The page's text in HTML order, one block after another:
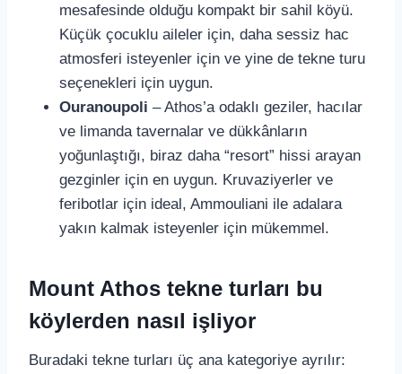
mesafesinde olduğu kompakt bir sahil köyü.
Küçük çocuklu aileler için, daha sessiz hac
atmosferi isteyenler için ve yine de tekne turu
seçenekleri için uygun.
Ouranoupoli – Athos’a odaklı geziler, hacılar
ve limanda tavernalar ve dükkânların
yoğunlaştığı, biraz daha “resort” hissi arayan
gezginler için en uygun. Kruvaziyerler ve
feribotlar için ideal, Ammouliani ile adalara
yakın kalmak isteyenler için mükemmel.
Mount Athos tekne turları bu
köylerden nasıl işliyor
Buradaki tekne turları üç ana kategoriye ayrılır: